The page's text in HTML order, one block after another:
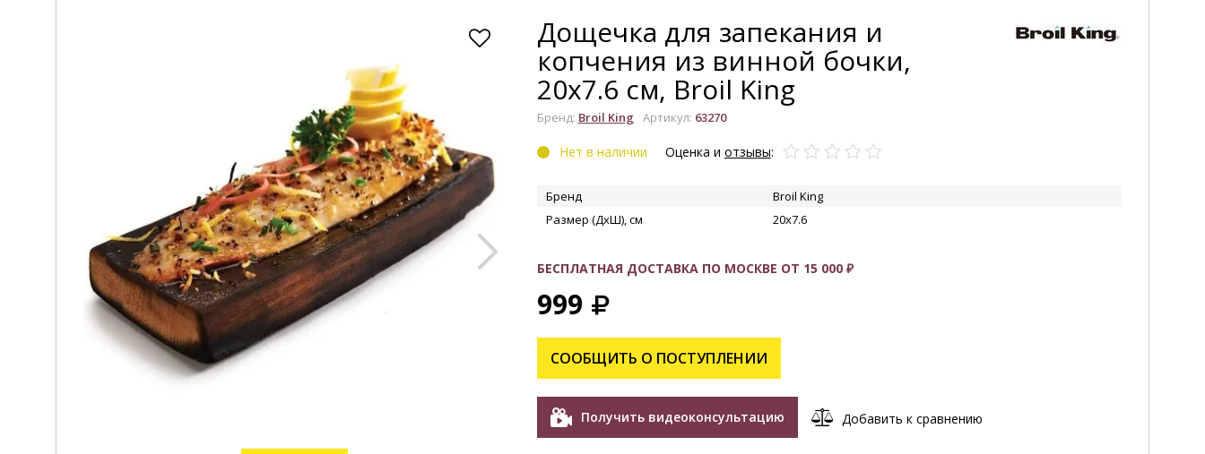
Дощечка для запекания и
копчения из винной бочки,
20х7.6 см, Broil King
Бренд: Broil King Артикул: 63270
Нет в наличии Оценка и отзывы:
Бренд
Broil King
Размер (ДхШ), см
20х7.6
БЕСПЛАТНАЯ ДОСТАВКА ПО МОСКВЕ ОТ 15 000 ₽
999
СООБЩИТЬ О ПОСТУПЛЕНИИ
Получить видеоконсультацию Добавить к сравнению